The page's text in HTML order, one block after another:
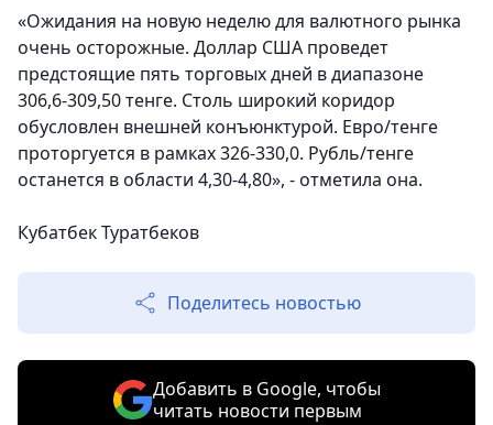
«Ожидания на новую неделю для валютного рынка
очень осторожные. Доллар США проведет
предстоящие пять торговых дней в диапазоне
306,6-309,50 тенге. Столь широкий коридор
обусловлен внешней конъюнктурой. Евро/тенге
проторгуется в рамках 326-330,0. Рубль/тенге
останется в области 4,30-4,80», - отметила она.
Кубатбек Туратбеков
Поделитесь новостью
Добавить в Google, чтобы
читать новости первым